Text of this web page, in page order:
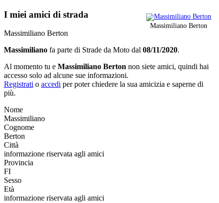
Massimiliano Berton
I miei amici di strada
Massimiliano Berton
Massimiliano fa parte di Strade da Moto dal 08/11/2020.
Al momento tu e Massimiliano Berton non siete amici, quindi hai
accesso solo ad alcune sue informazioni.
Registrati o accedi per poter chiedere la sua amicizia e saperne di
più.
Nome
Massimiliano
Cognome
Berton
Città
informazione riservata agli amici
Provincia
FI
Sesso
Età
informazione riservata agli amici